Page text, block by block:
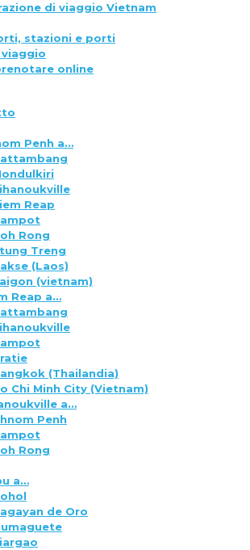
di viaggio Vietnam
stazioni e porti
online
Penh a…
Reap
Rong
Treng
(Laos)
(vietnam)
Reap a…
(Thailandia)
Chi Minh City (Vietnam)
a…
Penh
Rong
a…
de Oro